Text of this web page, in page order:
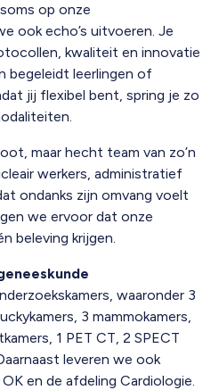
op onze
ook echo’s uitvoeren. Je
kwaliteit en innovatie
begeleidt leerlingen of
jij flexibel bent, spring je zo
maar hecht team van zo’n
werkers, administratief
ondanks zijn omvang voelt
we ervoor dat onze
beleving krijgen.
waaronder 3
3 mammokamers,
1 PET CT, 2 SPECT
leveren we ook
en de afdeling Cardiologie.